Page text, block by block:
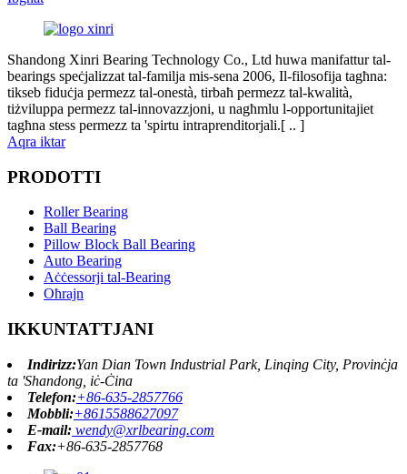
Shandong Xinri Bearing Technology Co., Ltd huwa manifattur tal-
bearings speċjalizzat tal-familja mis-sena 2006, Il-filosofija tagħna:
tikseb fiduċja permezz tal-onestà, tirbaħ permezz tal-kwalità,
tiżviluppa permezz tal-innovazzjoni, u nagħmlu l-opportunitajiet
tagħna stess permezz ta 'spirtu intraprenditorjali.[ .. ]
Aqra iktar
PRODOTTI
Roller Bearing
Ball Bearing
Pillow Block Ball Bearing
Auto Bearing
Aċċessorji tal-Bearing
Oħrajn
IKKUNTATTJANI
Indirizz:Yan Dian Town Industrial Park, Linqing City, Provinċja
ta 'Shandong, iċ-Ċina
Telefon:+86-635-2857766
Mobbli:+8615588627097
E-mail: wendy@xrlbearing.com
Fax:+86-635-2857768